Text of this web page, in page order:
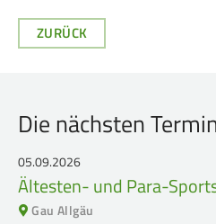
ZURÜCK
Die nächsten
05.09.2026
Ältesten- und Para-
Gau Allgäu
Meisterschaften
Bogen
Senioren-Auflage